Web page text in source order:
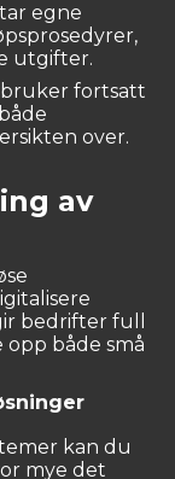
egne
utgifter.
bruker fortsatt
over.
av
bedrifter full
både små
kan du
mye det